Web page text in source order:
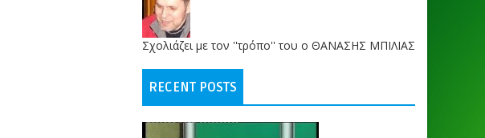
Σχολιάζει με τον ''τρόπο'' του ο ΘΑΝΑΣΗΣ ΜΠΙΛΙΑΣ
RECENT POSTS